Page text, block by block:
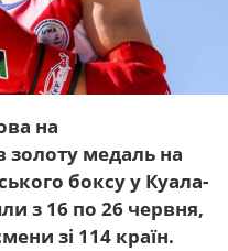
на
золоту медаль на
боксу у Куала-
з 16 по 26 червня,
зі 114 країн.